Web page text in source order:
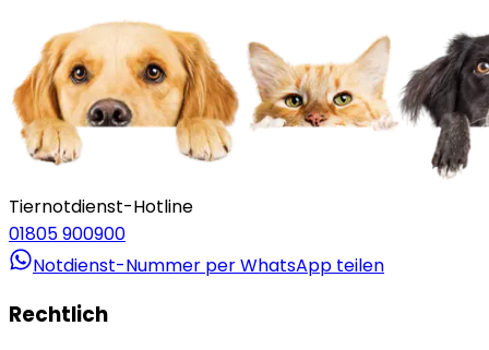
Tiernotdienst-Hotline
01805 900900
Notdienst-Nummer per WhatsApp teilen
Rechtlich